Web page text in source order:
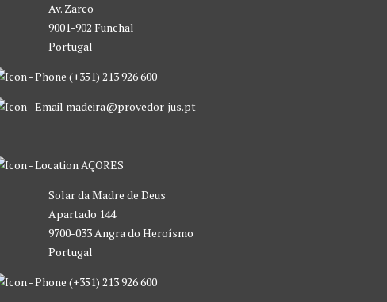
Av. Zarco
9001-902 Funchal
Portugal
(+351) 213 926 600
madeira@provedor-jus.pt
AÇORES
Solar da Madre de Deus
Apartado 144
9700-033 Angra do Heroísmo
Portugal
(+351) 213 926 600